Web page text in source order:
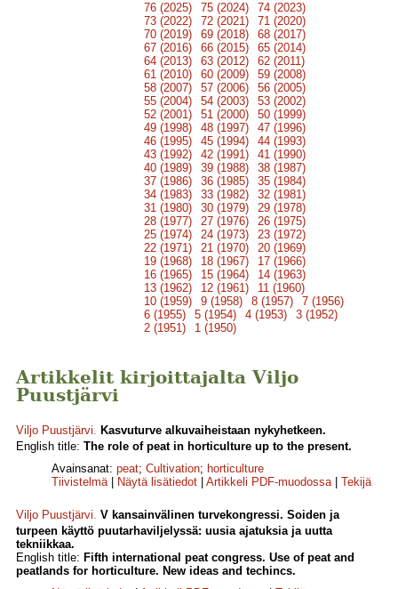
76 (2025) 75 (2024)
74 (2023)
73 (2022)
72 (2021)
71 (2020)
70 (2019)
69 (2018)
68 (2017)
67 (2016)
66 (2015)
65 (2014)
64 (2013)
63 (2012)
62 (2011)
61 (2010)
60 (2009)
59 (2008)
58 (2007)
57 (2006)
56 (2005)
55 (2004)
54 (2003)
53 (2002)
52 (2001)
51 (2000)
50 (1999)
49 (1998)
48 (1997)
47 (1996)
46 (1995)
45 (1994)
44 (1993)
43 (1992)
42 (1991)
41 (1990)
40 (1989)
39 (1988)
38 (1987)
37 (1986)
36 (1985)
35 (1984)
34 (1983)
33 (1982)
32 (1981)
31 (1980)
30 (1979)
29 (1978)
28 (1977)
27 (1976)
26 (1975)
25 (1974)
24 (1973)
23 (1972)
22 (1971)
21 (1970)
20 (1969)
19 (1968)
18 (1967)
17 (1966)
16 (1965)
15 (1964)
14 (1963)
13 (1962)
12 (1961)
11 (1960)
10 (1959)
9 (1958) 8 (1957)
7 (1956)
6 (1955)
5 (1954) 4 (1953)
3 (1952)
2 (1951)
1 (1950)
Artikkelit kirjoittajalta Viljo
Puustjärvi
Viljo Puustjärvi. Kasvuturve alkuvaiheistaan nykyhetkeen.
English title: The role of peat in horticulture up to the present.
Avainsanat: peat; Cultivation; horticulture
Tiivistelmä| Näytä lisätiedot Artikkeli PDF-muodossa| Tekijä
Viljo Puustjärvi. V kansainvälinen turvekongressi. Soiden ja
turpeen käyttö puutarhaviljelyssä: uusia ajatuksia ja uutta
tekniikkaa.
English title: Fifth international peat congress. Use of peat and
peatlands for horticulture. New ideas and techincs.